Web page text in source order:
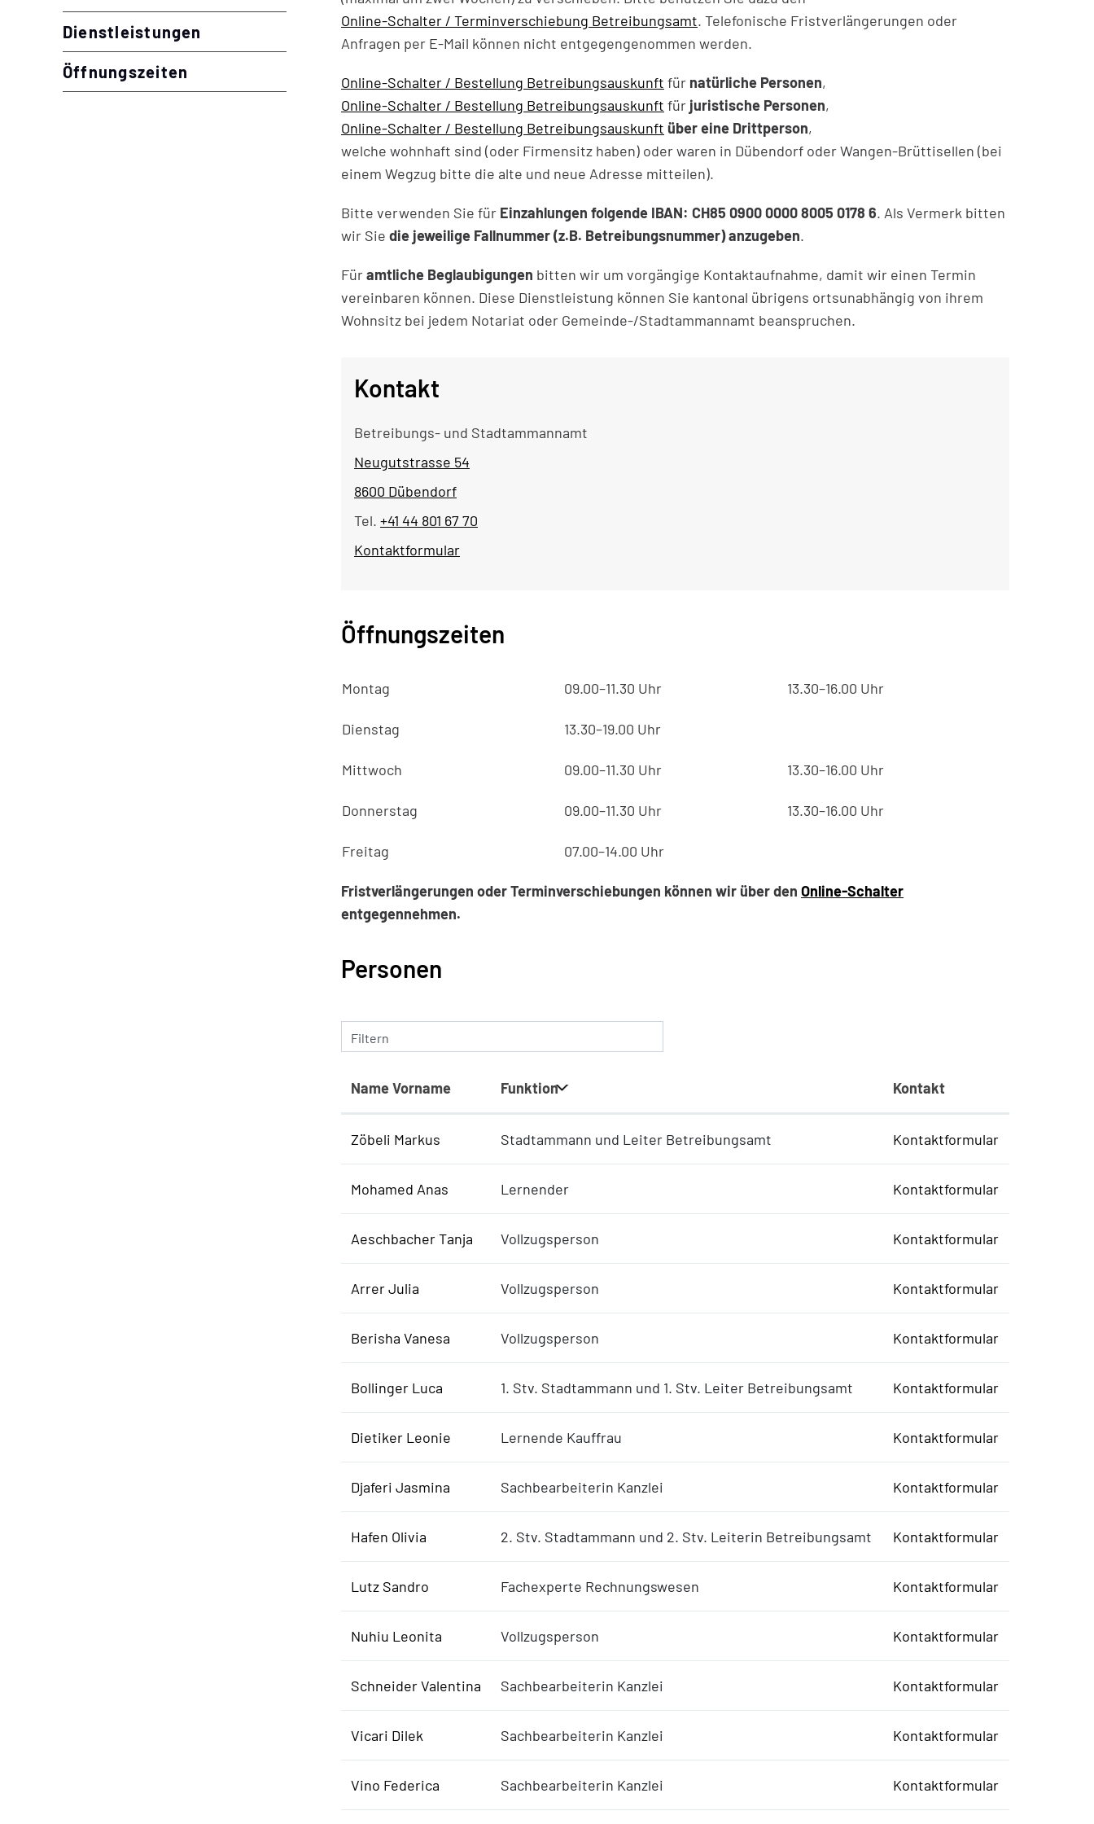
Dienstleistungen
Öffnungszeiten
Online-Schalter / Terminverschiebung Betreibungsamt. Telefonische Fristverlängerungen oder
Anfragen per E-Mail können nicht entgegengenommen werden.
Online-Schalter / Bestellung Betreibungsauskunft für natürliche Personen,
Online-Schalter / Bestellung Betreibungsauskunft für juristische Personen,
Online-Schalter / Bestellung Betreibungsauskunft über eine Drittperson,
welche wohnhaft sind (oder Firmensitz haben) oder waren in Dübendorf oder Wangen-Brüttisellen (bei
einem Wegzug bitte die alte und neue Adresse mitteilen).
Bitte verwenden Sie für Einzahlungen folgende IBAN: CH85 0900 0000 8005 0178 6. Als Vermerk bitten
wir Sie die jeweilige Fallnummer (z.B. Betreibungsnummer) anzugeben.
Füramtliche Beglaubigungen bitten wir um vorgängige Kontaktaufnahme, damit wir einen Termin
vereinbaren können. Diese Dienstleistung können Sie kantonal übrigens ortsunabhängig von ihrem
Wohnsitz bei jedem Notariat oder Gemeinde-/Stadtammannamt beanspruchen.
Kontakt
Betreibungs- und Stadtammannamt
Neugutstrasse 54
8600 Dübendorf
Tel. +41 44 801 67 70
Kontaktformular
Öffnungszeiten
Montag 09.00–11.30 Uhr 13.30–16.00 Uhr
Dienstag 13.30–19.00 Uhr
Mittwoch 09.00–11.30 Uhr 13.30–16.00 Uhr
Donnerstag 09.00–11.30 Uhr 13.30–16.00 Uhr
Freitag 07.00–14.00 Uhr
Fristverlängerungen oder Terminverschiebungen können wir über den Online-Schalter
entgegennehmen.
Personen
Filtern
Name Vorname Funktion Kontakt
Zöbeli Markus Stadtammann und Leiter Betreibungsamt Kontaktformular
Mohamed Anas Lernender Kontaktformular
Aeschbacher Tanja Vollzugsperson Kontaktformular
Arrer Julia Vollzugsperson Kontaktformular
Berisha Vanesa Vollzugsperson Kontaktformular
Bollinger Luca 1. Stv. Stadtammann und 1. Stv. Leiter Betreibungsamt Kontaktformular
Dietiker Leonie Lernende Kauffrau Kontaktformular
Djaferi Jasmina Sachbearbeiterin Kanzlei Kontaktformular
Hafen Olivia 2. Stv. Stadtammann und 2. Stv. Leiterin Betreibungsamt Kontaktformular
Lutz Sandro Fachexperte Rechnungswesen Kontaktformular
Nuhiu Leonita Vollzugsperson Kontaktformular
Schneider Valentina Sachbearbeiterin Kanzlei Kontaktformular
Vicari Dilek Sachbearbeiterin Kanzlei Kontaktformular
Vino Federica Sachbearbeiterin Kanzlei Kontaktformular